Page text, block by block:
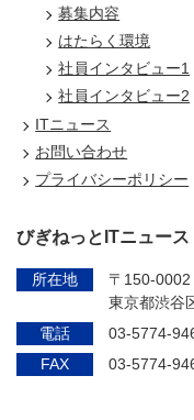
募集内容
はたらく環境
社員インタビュー1
社員インタビュー2
ITニュース
お問い合わせ
プライバシーポリシー
びぎねっとITニュース
所在地
〒150-0002
東京都渋谷
電話
03-5774-
FAX
03-5774-